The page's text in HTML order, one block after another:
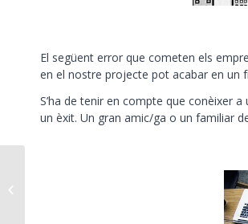
El següent error que cometen els
en el nostre projecte pot acabar en un
S’ha de tenir en compte que conèixer
un èxit. Un gran amic/ga o un familiar